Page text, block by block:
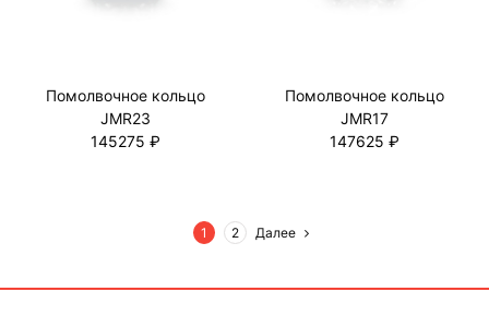
Помолвочное кольцо
JMR23
145275 ₽
Помолвочное кольцо
JMR17
147625 ₽
1 2 Далее